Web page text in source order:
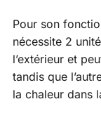
Pour son
nécessite 2
l’extérieur et
tandis que
la chaleur dans